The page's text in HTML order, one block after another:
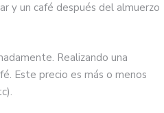
y un café después del almuerzo
Realizando una
Este precio es más o menos